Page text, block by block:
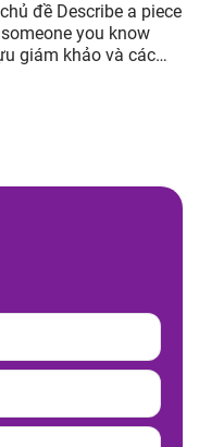
đề Describe a piece
you know
giám khảo và các